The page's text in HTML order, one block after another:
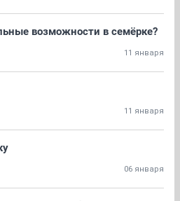
возможности в семёрке?
11 января
11 января
06 января